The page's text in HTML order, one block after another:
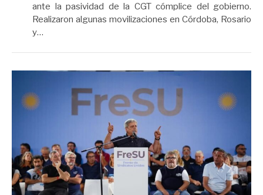
ante la pasividad de la CGT cómplice del gobierno.
Realizaron algunas movilizaciones en Córdoba, Rosario
y…